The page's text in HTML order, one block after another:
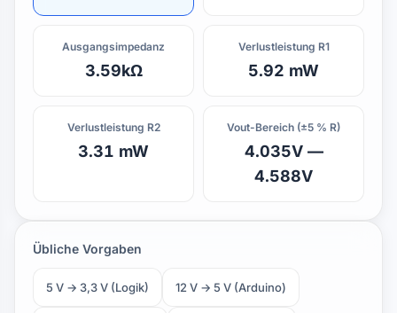
Ausgangs­impedanz
3.59kΩ
Verlustleistung R1
5.92 mW
Verlustleistung R2
3.31 mW
Vout-Bereich (±5 % R)
4.035V —
4.588V
Übliche Vorgaben
5 V → 3,3 V (Logik) 12 V → 5 V (Arduino)